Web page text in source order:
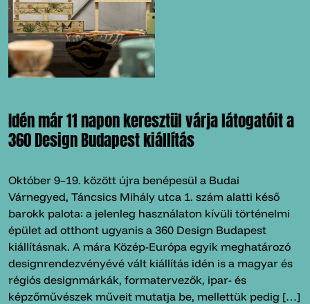
Idén már 11 napon keresztül várja látogatóit a
360 Design Budapest kiállítás
Október 9–19. között újra benépesül a Budai
Várnegyed, Táncsics Mihály utca 1. szám alatti késő
barokk palota: a jelenleg használaton kívüli történelmi
épület ad otthont ugyanis a 360 Design Budapest
kiállításnak. A mára Közép-Európa egyik meghatározó
designrendezvényévé vált kiállítás idén is a magyar és
régiós designmárkák, formatervezők, ipar- és
képzőművészek műveit mutatja be, mellettük pedig […]